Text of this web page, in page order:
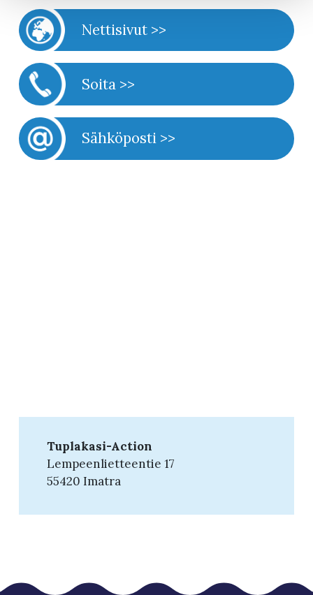
Nettisivut >>
Soita >>
Sähköposti >>
Tuplakasi-Action
Lempeenlietteentie 17
55420 Imatra